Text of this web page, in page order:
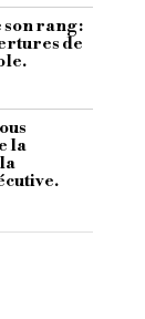
rang :
de
la